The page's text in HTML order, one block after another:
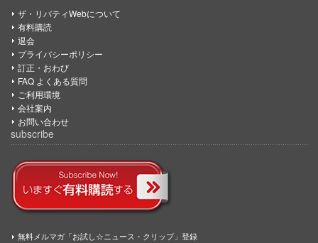
ザ・リバティWebについて
有料購読
退会
プライバシーポリシー
訂正・おわび
FAQ よくある質問
ご利用環境
会社案内
お問い合わせ
subscribe
無料メルマガ「お試し☆ニュース・クリップ」登録